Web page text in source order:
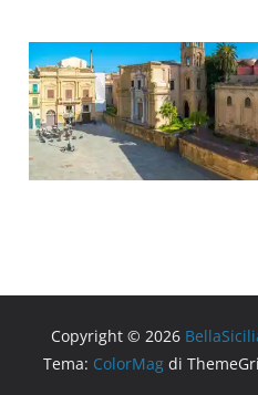
Copyright © 2026
Tema: ColorMag di